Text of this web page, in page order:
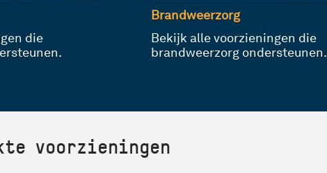
die
Brandweerzorg
Bekijk alle voorzieningen die
brandweerzorg ondersteunen.
voorzieningen